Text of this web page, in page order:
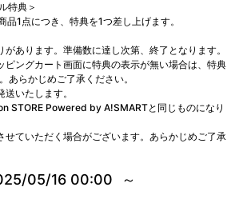
特典＞
1点につき、特典を1つ差し上げます。
あります。準備数に達し次第、終了となります。
ングカート画面に特典の表示が無い場合は、特典
あらかじめご了承ください。
いたします。
STORE Powered by A!SMARTと同じものになり
ていただく場合がございます。あらかじめご了承
05/16 00:00